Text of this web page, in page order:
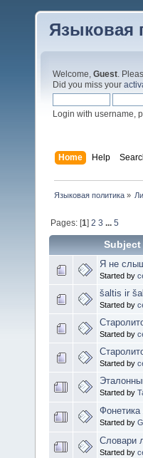
Языковая
Welcome, Guest.
Did you miss your
Login with username,
Home Help
Языковая политика»
Pages: [1]2 3 ...5
Subject
Я не
Started by
šaltis ir
Started by
Started by
Started by
Started by
Фонетика
Started by
Словари
Started by